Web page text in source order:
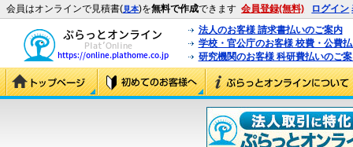
会員はオンラインで見積書(見本)を無料で作成できます 会員登録(無料) ログイン
法人のお客様 請求書払いのご案内
学校・官公庁のお客様 校費・公費
研究機関のお客様 科研費払いのご